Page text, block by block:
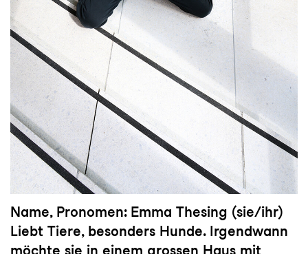
Name, Pronomen: Emma Thesing (sie/ihr)
Liebt Tiere, besonders Hunde. Irgendwann
möchte sie in einem grossen Haus mit